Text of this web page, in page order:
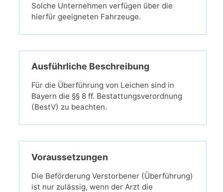
Solche Unternehmen verfügen über die
hierfür geeigneten Fahrzeuge.
Ausführliche Beschreibung
Für die Überführung von Leichen sind in
Bayern die §§ 8 ff. Bestattungsverordnung
(BestV) zu beachten.
Voraussetzungen
Die Beförderung Verstorbener (Überführung)
ist nur zulässig, wenn der Arzt die